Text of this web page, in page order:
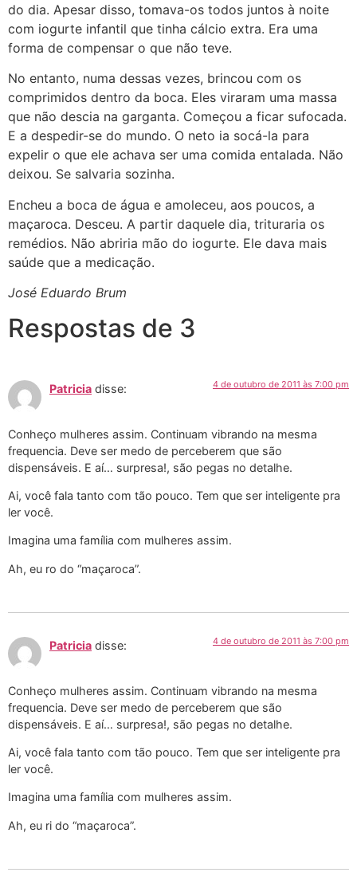
do dia. Apesar disso, tomava-os todos juntos à noite
com iogurte infantil que tinha cálcio extra. Era uma
forma de compensar o que não teve.
No entanto, numa dessas vezes, brincou com os
comprimidos dentro da boca. Eles viraram uma massa
que não descia na garganta. Começou a ficar sufocada.
E a despedir-se do mundo. O neto ia socá-la para
expelir o que ele achava ser uma comida entalada. Não
deixou. Se salvaria sozinha.
Encheu a boca de água e amoleceu, aos poucos, a
maçaroca. Desceu. A partir daquele dia, trituraria os
remédios. Não abriria mão do iogurte. Ele dava mais
saúde que a medicação.
José Eduardo Brum
Respostas de 3
Patricia disse: 4 de outubro de 2011 às 7:00 pm
Conheço mulheres assim. Continuam vibrando na mesma
frequencia. Deve ser medo de perceberem que são
dispensáveis. E aí… surpresa!, são pegas no detalhe.
Ai, você fala tanto com tão pouco. Tem que ser inteligente pra
ler você.
Imagina uma família com mulheres assim.
Ah, eu ro do “maçaroca”.
Patricia disse: 4 de outubro de 2011 às 7:00 pm
Conheço mulheres assim. Continuam vibrando na mesma
frequencia. Deve ser medo de perceberem que são
dispensáveis. E aí… surpresa!, são pegas no detalhe.
Ai, você fala tanto com tão pouco. Tem que ser inteligente pra
ler você.
Imagina uma família com mulheres assim.
Ah, eu ri do “maçaroca”.